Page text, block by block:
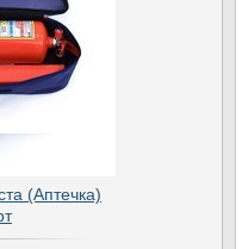
(Аптечка)